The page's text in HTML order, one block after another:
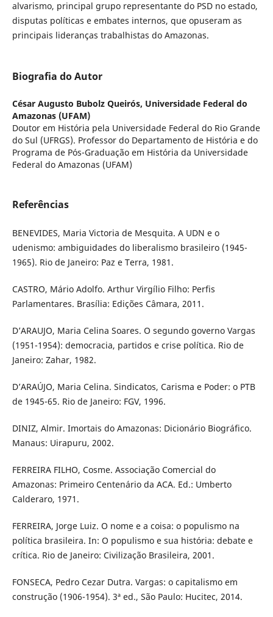
alvarismo, principal grupo representante do PSD no estado,
disputas políticas e embates internos, que opuseram as
principais lideranças trabalhistas do Amazonas.
Biografia do Autor
César Augusto Bubolz Queirós, Universidade Federal do
Amazonas (UFAM)
Doutor em História pela Universidade Federal do Rio Grande
do Sul (UFRGS). Professor do Departamento de História e do
Programa de Pós-Graduação em História da Universidade
Federal do Amazonas (UFAM)
Referências
BENEVIDES, Maria Victoria de Mesquita. A UDN e o
udenismo: ambiguidades do liberalismo brasileiro (1945-
1965). Rio de Janeiro: Paz e Terra, 1981.
CASTRO, Mário Adolfo. Arthur Virgílio Filho: Perfis
Parlamentares. Brasília: Edições Câmara, 2011.
D’ARAUJO, Maria Celina Soares. O segundo governo Vargas
(1951-1954): democracia, partidos e crise política. Rio de
Janeiro: Zahar, 1982.
D’ARAÚJO, Maria Celina. Sindicatos, Carisma e Poder: o PTB
de 1945-65. Rio de Janeiro: FGV, 1996.
DINIZ, Almir. Imortais do Amazonas: Dicionário Biográfico.
Manaus: Uirapuru, 2002.
FERREIRA FILHO, Cosme. Associação Comercial do
Amazonas: Primeiro Centenário da ACA. Ed.: Umberto
Calderaro, 1971.
FERREIRA, Jorge Luiz. O nome e a coisa: o populismo na
política brasileira. In: O populismo e sua história: debate e
crítica. Rio de Janeiro: Civilização Brasileira, 2001.
FONSECA, Pedro Cezar Dutra. Vargas: o capitalismo em
construção (1906-1954). 3ª ed., São Paulo: Hucitec, 2014.